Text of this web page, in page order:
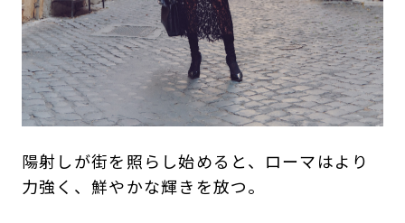
陽射しが街を照らし始めると、ローマはより
力強く、鮮やかな輝きを放つ。